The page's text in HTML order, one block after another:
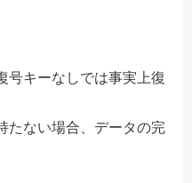
号キーなしでは事実上復
たない場合、データの完